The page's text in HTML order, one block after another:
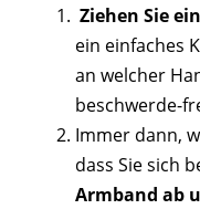
Ziehen Sie
ein einfaches
an welcher
beschwerde-
Immer dann,
dass Sie sich
Armband ab